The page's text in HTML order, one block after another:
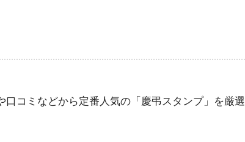
口コミなどから定番人気の「慶弔スタンプ」を厳選